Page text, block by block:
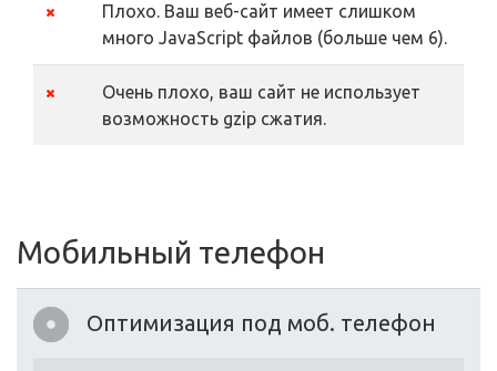
Плохо. Ваш веб-сайт имеет слишком
много JavaScript файлов (больше чем 6).
Очень плохо, ваш сайт не использует
возможность gzip сжатия.
Мобильный телефон
Оптимизация под моб. телефон